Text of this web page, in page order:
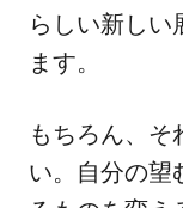
らしい新しい
ます。
もちろん、そ
い。自分の望